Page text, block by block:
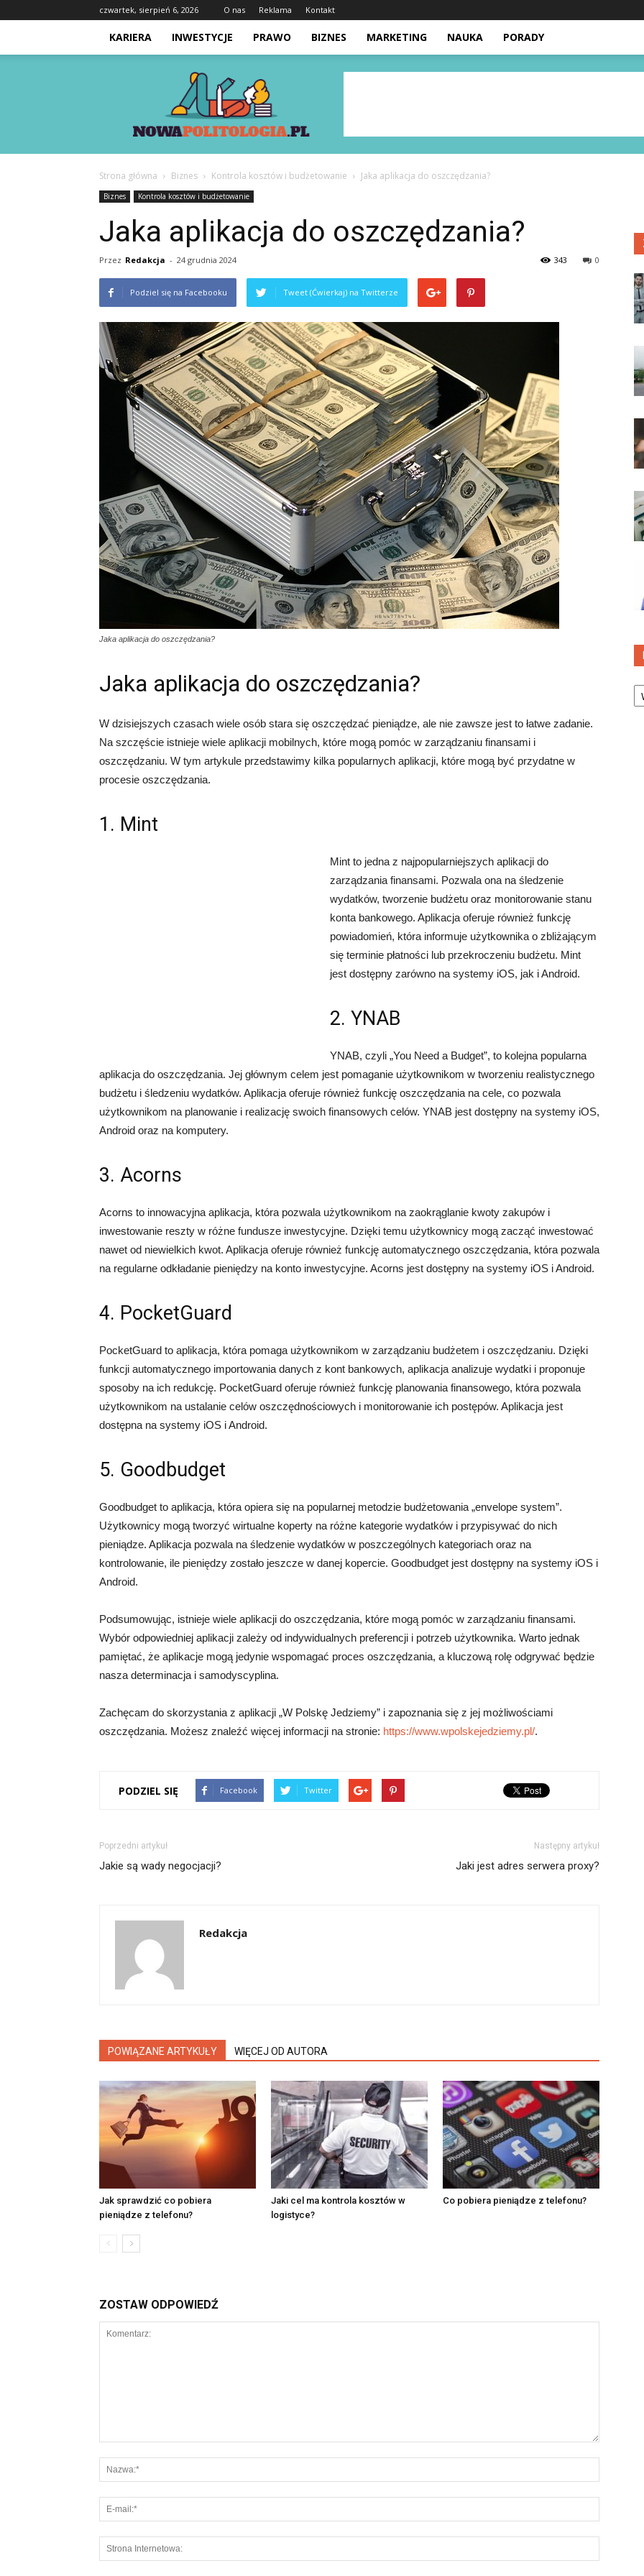
czwartek, sierpień 6, 2026 O nas Reklama Kontakt
KARIERA INWESTYCJE PRAWO BIZNES MARKETING NAUKA PORADY
Nowapolitologia.pl
Strona główna Biznes Kontrola kosztów i budżetowanie Jaka aplikacja do oszczędzania?
Biznes Kontrola kosztów i budżetowanie
Jaka aplikacja do oszczędzania?
Przez Redakcja - 24 grudnia 2024 0
343
Podziel się na Facebooku Tweet (Ćwierkaj) na Twitterze
Jaka aplikacja do oszczędzania?
Jaka aplikacja do oszczędzania?
W dzisiejszych czasach wiele osób stara się oszczędzać pieniądze, ale nie zawsze jest to łatwe zadanie.
Na szczęście istnieje wiele aplikacji mobilnych, które mogą pomóc w zarządzaniu finansami i
oszczędzaniu. W tym artykule przedstawimy kilka popularnych aplikacji, które mogą być przydatne w
procesie oszczędzania.
1. Mint
Mint to jedna z najpopularniejszych aplikacji do
zarządzania finansami. Pozwala ona na śledzenie
wydatków, tworzenie budżetu oraz monitorowanie stanu
konta bankowego. Aplikacja oferuje również funkcję
powiadomień, która informuje użytkownika o zbliżającym
się terminie płatności lub przekroczeniu budżetu. Mint
jest dostępny zarówno na systemy iOS, jak i Android.
2. YNAB
YNAB, czyli „You Need a Budget”, to kolejna popularna
aplikacja do oszczędzania. Jej głównym celem jest pomaganie użytkownikom w tworzeniu realistycznego
budżetu i śledzeniu wydatków. Aplikacja oferuje również funkcję oszczędzania na cele, co pozwala
użytkownikom na planowanie i realizację swoich finansowych celów. YNAB jest dostępny na systemy iOS,
Android oraz na komputery.
3. Acorns
Acorns to innowacyjna aplikacja, która pozwala użytkownikom na zaokrąglanie kwoty zakupów i
inwestowanie reszty w różne fundusze inwestycyjne. Dzięki temu użytkownicy mogą zacząć inwestować
nawet od niewielkich kwot. Aplikacja oferuje również funkcję automatycznego oszczędzania, która pozwala
na regularne odkładanie pieniędzy na konto inwestycyjne. Acorns jest dostępny na systemy iOS i Android.
4. PocketGuard
PocketGuard to aplikacja, która pomaga użytkownikom w zarządzaniu budżetem i oszczędzaniu. Dzięki
funkcji automatycznego importowania danych z kont bankowych, aplikacja analizuje wydatki i proponuje
sposoby na ich redukcję. PocketGuard oferuje również funkcję planowania finansowego, która pozwala
użytkownikom na ustalanie celów oszczędnościowych i monitorowanie ich postępów. Aplikacja jest
dostępna na systemy iOS i Android.
5. Goodbudget
Goodbudget to aplikacja, która opiera się na popularnej metodzie budżetowania „envelope system”.
Użytkownicy mogą tworzyć wirtualne koperty na różne kategorie wydatków i przypisywać do nich
pieniądze. Aplikacja pozwala na śledzenie wydatków w poszczególnych kategoriach oraz na
kontrolowanie, ile pieniędzy zostało jeszcze w danej kopercie. Goodbudget jest dostępny na systemy iOS i
Android.
Podsumowując, istnieje wiele aplikacji do oszczędzania, które mogą pomóc w zarządzaniu finansami.
Wybór odpowiedniej aplikacji zależy od indywidualnych preferencji i potrzeb użytkownika. Warto jednak
pamiętać, że aplikacje mogą jedynie wspomagać proces oszczędzania, a kluczową rolę odgrywać będzie
nasza determinacja i samodyscyplina.
Zachęcam do skorzystania z aplikacji „W Polskę Jedziemy” i zapoznania się z jej możliwościami
oszczędzania. Możesz znaleźć więcej informacji na stronie: https://www.wpolskejedziemy.pl/.
PODZIEL SIĘ Facebook Twitter
Poprzedni artykuł
Jakie są wady negocjacji?
Następny artykuł
Jaki jest adres serwera proxy?
Redakcja
POWIĄZANE ARTYKUŁY WIĘCEJ OD AUTORA
Jak sprawdzić co pobiera
pieniądze z telefonu?
Jaki cel ma kontrola kosztów w
logistyce?
Co pobiera pieniądze z telefonu?
ZOSTAW ODPOWIEDŹ